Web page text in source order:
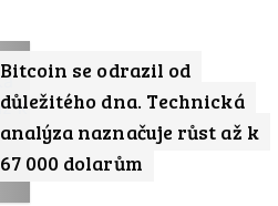
Bitcoin se odrazil od
důležitého dna. Technická
analýza naznačuje růst až k
67 000 dolarům